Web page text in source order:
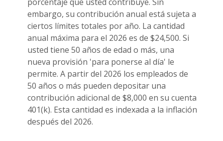
embargo, su contribución anual está sujeta a
ciertos límites totales por año. La cantidad
anual máxima para el 2026 es de $24,500. Si
usted tiene 50 años de edad o más, una
nueva provisión 'para ponerse al día' le
permite. A partir del 2026 los empleados de
50 años o más pueden depositar una
contribución adicional de $8,000 en su cuenta
401(k). Esta cantidad es indexada a la inflación
después del 2026.